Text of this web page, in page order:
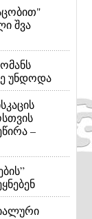
შვა
უნდოდა
–